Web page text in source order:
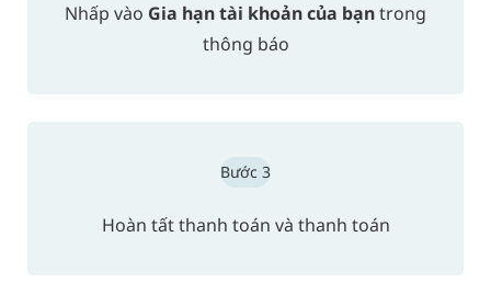
Nhấp vào Gia hạn tài khoản của bạntrong
thông báo
Bước 3
Hoàn tất thanh toán và thanh toán